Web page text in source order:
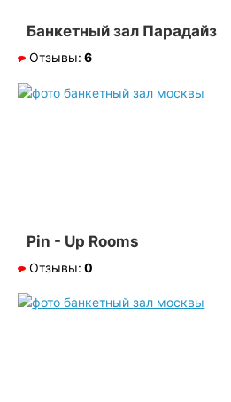
Банкетный зал Парадайз
Отзывы: 6
Pin - Up Rooms
Отзывы: 0